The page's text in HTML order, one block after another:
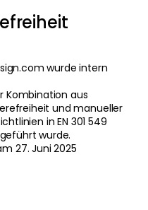
wurde intern
Kombination aus
und manueller
in EN 301 549
wurde.
27. Juni 2025